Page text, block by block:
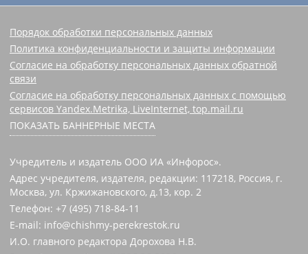
Порядок обработки персональных данных
Политика конфиденциальности и защиты информации
Согласие на обработку персональных данных обратной
связи
Согласие на обработку персональных данных с помощью
сервисов Yandex.Metrika, LiveInternet, top.mail.ru
ПОКАЗАТЬ БАННЕРНЫЕ МЕСТА
Учредитель и издатель ООО ИА «Инфорос».
Адрес учредителя, издателя, редакции: 117218, Россия, г.
Москва, ул. Кржижановского, д.13, кор. 2
Телефон: +7 (495) 718-84-11
E-mail: info@chishmy-perekrestok.ru
И.О. главного редактора Дорохова Н.В.